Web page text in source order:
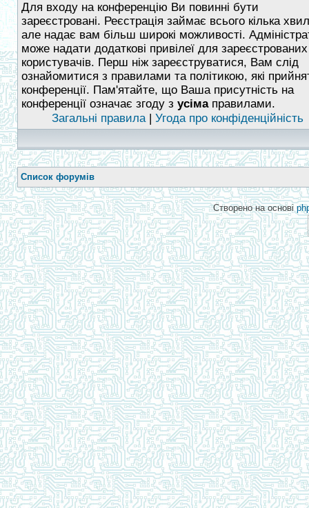
Для входу на конференцію Ви повинні бути
зареєстровані. Реєстрація займає всього кілька
але надає вам більш широкі можливості.
може надати додаткові привілеї для зареєстрованих
користувачів. Перш ніж зареєструватися, Вам слід
ознайомитися з правилами та політикою, які
конференції. Пам'ятайте, що Ваша присутність на
конференції означає згоду з усімаправилами.
Загальні правила| Угода про конфіденційність
Список форумів
Створено на основі